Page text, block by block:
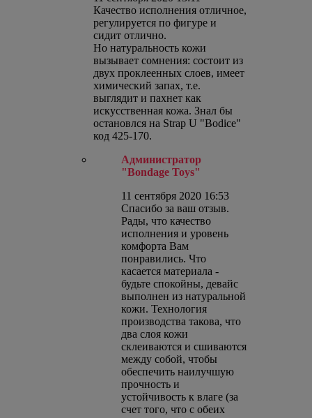
Качество исполнения отличное,
регулируется по фигуре и
сидит отлично.
Но натуральность кожи
вызывает сомнения: состоит из
двух проклеенных слоев, имеет
химический запах, т.е.
выглядит и пахнет как
искусственная кожа. Знал бы
остановлся на Strap U "Bodice"
код 425-170.
Администратор
"Bondage Toys"
11 сентября 2020 16:53
Спасибо за ваш отзыв.
Рады, что качество
исполнения и уровень
комфорта Вам
понравились. Что
касается материала -
будьте спокойны, девайс
выполнен из натуральной
кожи. Технология
производства такова, что
два слоя кожи
склеиваются и сшиваются
между собой, чтобы
обеспечить наилучшую
прочность и
устойчивость к влаге (за
счет того, что с обеих